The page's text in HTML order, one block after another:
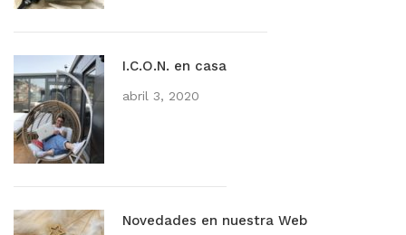
I.C.O.N. en casa
abril 3, 2020
Novedades en nuestra Web